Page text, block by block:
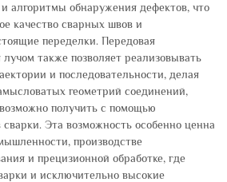
алгоритмы обнаружения дефектов, что
качество сварных швов и
переделки. Передовая
также позволяет реализовывать
и последовательности, делая
геометрий соединений,
получить с помощью
Эта возможность особенно ценна
производстве
и прецизионной обработке, где
и исключительно высокие